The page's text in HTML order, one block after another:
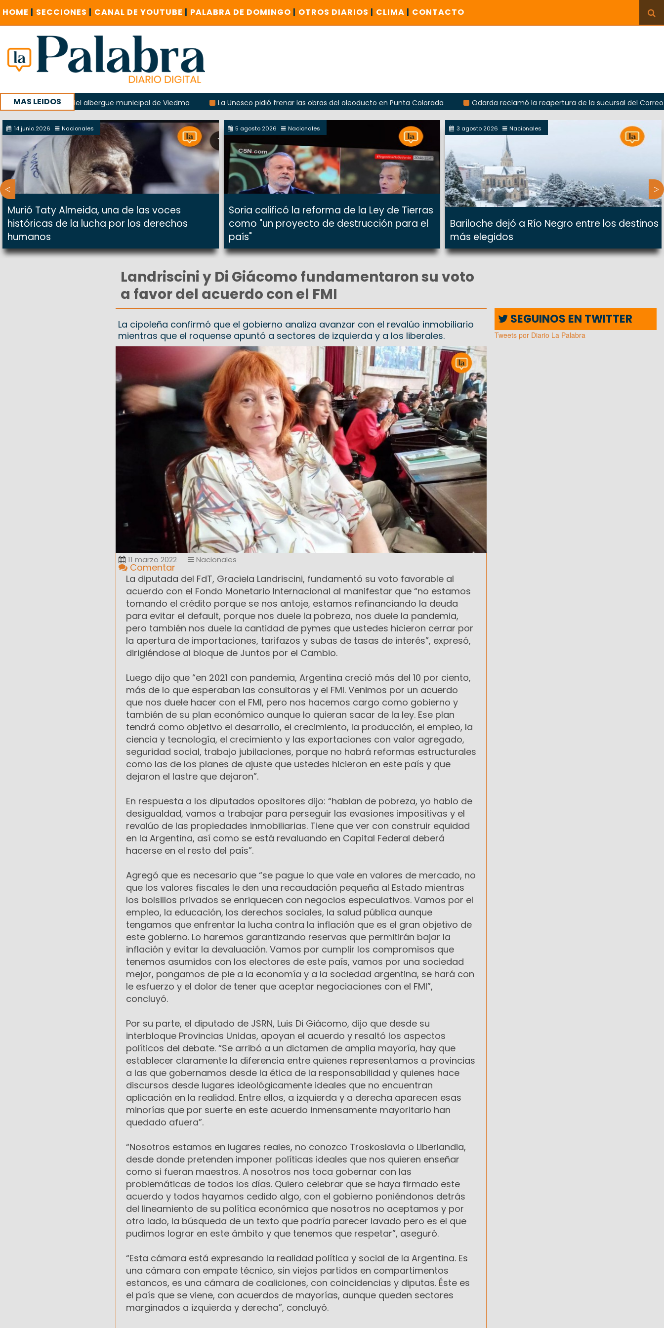
HOME | SECCIONES | CANAL DE YOUTUBE | PALABRA DE DOMINGO | OTROS DIARIOS | CLIMA | CONTACTO
MAS LEIDOS
del albergue municipal de Viedma La Unesco pidió frenar las obras del oleoducto en Punta Colorada
Odarda reclamó la reapertura de la sucursal del Correo Argentino
con un encuentro provincial en Roca
14 junio 2026 Nacionales
Murió Taty Almeida, una de las voces
históricas de la lucha por los derechos
humanos
5 agosto 2026 Nacionales
Soria calificó la reforma de la Ley de Tierras
como "un proyecto de destrucción para el
país"
3 agosto 2026 Nacionales
Bariloche dejó a Río Negro entre los destinos
más elegidos
Landriscini y Di Giácomo fundamentaron su voto
a favor del acuerdo con el FMI
La cipoleña confirmó que el gobierno analiza avanzar con el revalúo inmobiliario
mientras que el roquense apuntó a sectores de izquierda y a los liberales.
11 marzo 2022 Nacionales
Comentar
La diputada del FdT, Graciela Landriscini, fundamentó su voto favorable al
acuerdo con el Fondo Monetario Internacional al manifestar que “no estamos
tomando el crédito porque se nos antoje, estamos refinanciando la deuda
para evitar el default, porque nos duele la pobreza, nos duele la pandemia,
pero también nos duele la cantidad de pymes que ustedes hicieron cerrar por
la apertura de importaciones, tarifazos y subas de tasas de interés”, expresó,
dirigiéndose al bloque de Juntos por el Cambio.
Luego dijo que “en 2021 con pandemia, Argentina creció más del 10 por ciento,
más de lo que esperaban las consultoras y el FMI. Venimos por un acuerdo
que nos duele hacer con el FMI, pero nos hacemos cargo como gobierno y
también de su plan económico aunque lo quieran sacar de la ley. Ese plan
tendrá como objetivo el desarrollo, el crecimiento, la producción, el empleo, la
ciencia y tecnología, el crecimiento y las exportaciones con valor agregado,
seguridad social, trabajo jubilaciones, porque no habrá reformas estructurales
como las de los planes de ajuste que ustedes hicieron en este país y que
dejaron el lastre que dejaron”.
En respuesta a los diputados opositores dijo: “hablan de pobreza, yo hablo de
desigualdad, vamos a trabajar para perseguir las evasiones impositivas y el
revalúo de las propiedades inmobiliarias. Tiene que ver con construir equidad
en la Argentina, así como se está revaluando en Capital Federal deberá
hacerse en el resto del país”.
Agregó que es necesario que “se pague lo que vale en valores de mercado, no
que los valores fiscales le den una recaudación pequeña al Estado mientras
los bolsillos privados se enriquecen con negocios especulativos. Vamos por el
empleo, la educación, los derechos sociales, la salud pública aunque
tengamos que enfrentar la lucha contra la inflación que es el gran objetivo de
este gobierno. Lo haremos garantizando reservas que permitirán bajar la
inflación y evitar la devaluación. Vamos por cumplir los compromisos que
tenemos asumidos con los electores de este país, vamos por una sociedad
mejor, pongamos de pie a la economía y a la sociedad argentina, se hará con
le esfuerzo y el dolor de tener que aceptar negociaciones con el FMI”,
concluyó.
Por su parte, el diputado de JSRN, Luis Di Giácomo, dijo que desde su
interbloque Provincias Unidas, apoyan el acuerdo y resaltó los aspectos
políticos del debate. “Se arribó a un dictamen de amplia mayoría, hay que
establecer claramente la diferencia entre quienes representamos a provincias
a las que gobernamos desde la ética de la responsabilidad y quienes hace
discursos desde lugares ideológicamente ideales que no encuentran
aplicación en la realidad. Entre ellos, a izquierda y a derecha aparecen esas
minorías que por suerte en este acuerdo inmensamente mayoritario han
quedado afuera”.
“Nosotros estamos en lugares reales, no conozco Troskoslavia o Liberlandia,
desde donde pretenden imponer políticas ideales que nos quieren enseñar
como si fueran maestros. A nosotros nos toca gobernar con las
problemáticas de todos los días. Quiero celebrar que se haya firmado este
acuerdo y todos hayamos cedido algo, con el gobierno poniéndonos detrás
del lineamiento de su política económica que nosotros no aceptamos y por
otro lado, la búsqueda de un texto que podría parecer lavado pero es el que
pudimos lograr en este ámbito y que tenemos que respetar”, aseguró.
“Esta cámara está expresando la realidad política y social de la Argentina. Es
una cámara con empate técnico, sin viejos partidos en compartimentos
estancos, es una cámara de coaliciones, con coincidencias y diputas. Éste es
el país que se viene, con acuerdos de mayorías, aunque queden sectores
marginados a izquierda y derecha”, concluyó.
SEGUINOS EN TWITTER
Tweets por Diario La Palabra